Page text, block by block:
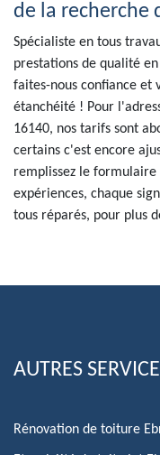
de la recherche
Spécialiste en tous
prestations de qualité
faites-nous confiance
étanchéité ! Pour
16140, nos tarifs sont
certains c'est encore
remplissez le formulaire
expériences, chaque
tous réparés, pour plus
AUTRES
Rénovation de toiture